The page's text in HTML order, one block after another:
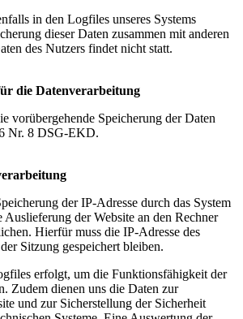
in den Logfiles unseres Systems
dieser Daten zusammen mit anderen
des Nutzers findet nicht statt.
die Datenverarbeitung
vorübergehende Speicherung der Daten
Nr. 8 DSG-EKD.
der IP-Adresse durch das System
der Website an den Rechner
Hierfür muss die IP-Adresse des
Sitzung gespeichert bleiben.
erfolgt, um die Funktionsfähigkeit der
Zudem dienen uns die Daten zur
und zur Sicherstellung der Sicherheit